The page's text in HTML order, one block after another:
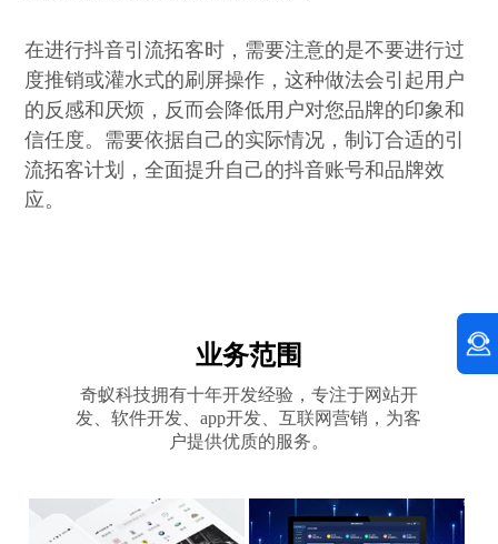
在进行抖音引流拓客时，需要注意的是不要进行过
度推销或灌水式的刷屏操作，这种做法会引起用户
的反感和厌烦，反而会降低用户对您品牌的印象和
信任度。需要依据自己的实际情况，制订合适的引
流拓客计划，全面提升自己的抖音账号和品牌效
应。
业务范围
奇蚁科技拥有十年开发经验，专注于网站开
发、软件开发、app开发、互联网营销，为客
户提供优质的服务。